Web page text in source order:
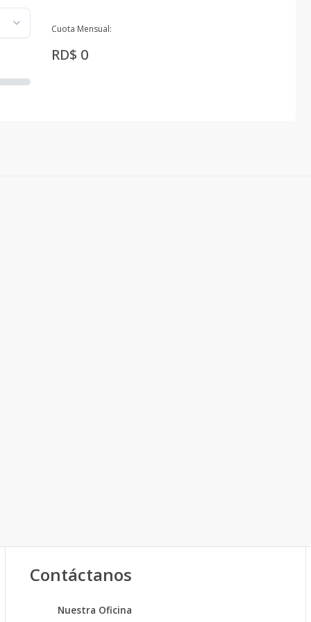
Cuota Mensual:
RD$ 0
Contáctanos
Nuestra Oficina